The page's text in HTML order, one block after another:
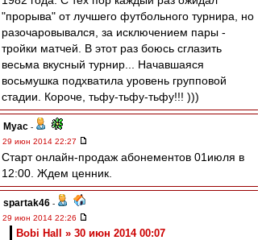
"прорыва" от лучшего футбольного турнира, но
разочаровывался, за исключением пары -
тройки матчей. В этот раз боюсь сглазить
весьма вкусный турнир... Начавшаяся
восьмушка подхватила уровень групповой
стадии. Короче, тьфу-тьфу-тьфу!!! )))
Myac -
29 июн 2014 22:27
Старт онлайн-продаж абонементов 01июля в
12:00. Ждем ценник.
spartak46 -
29 июн 2014 22:26
Bobi Hall » 30 июн 2014 00:07